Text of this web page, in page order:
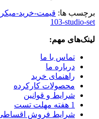
برچسب ها:
103-studio-set
لینک‌های مهم:
تماس با ما
درباره ما
راهنمای خرید
محصولات کارکرده
شرایط و قوانین
1 هفته مهلت تست
شرایط فروش